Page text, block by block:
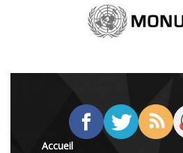
Accueil